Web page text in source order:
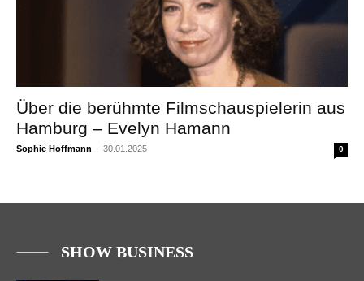
Über die berühmte Filmschauspielerin aus
Hamburg – Evelyn Hamann
Sophie Hoffmann - 30.01.2025 0
SHOW BUSINESS